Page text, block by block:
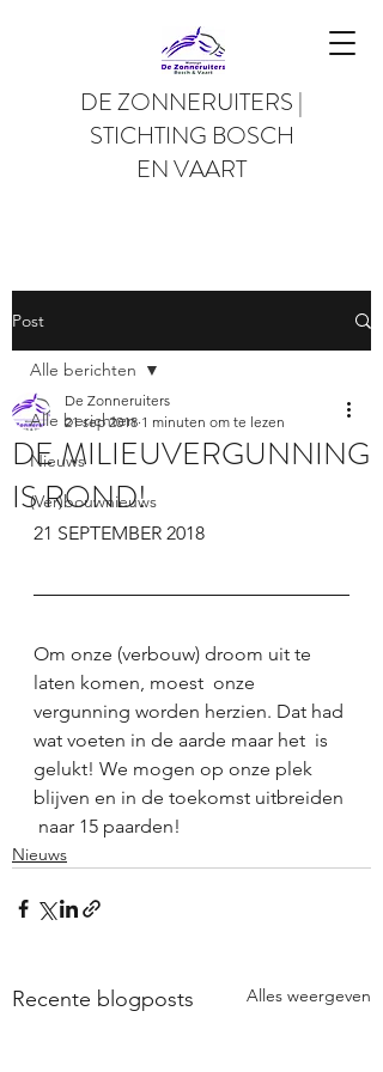
DE ZONNERUITERS |
STICHTING BOSCH
EN VAART
Post
Alle berichten
Nieuws
(Ver)bouwnieuws
Alle berichten
DE MILIEUVERGUNNING
IS ROND!
De Zonneruiters
21 sep 2018 1 minuten om te lezen
21 SEPTEMBER 2018
Om onze (verbouw) droom uit te
laten komen, moest  onze
vergunning worden herzien. Dat had
wat voeten in de aarde maar het  is
gelukt! We mogen op onze plek
blijven en in de toekomst uitbreiden
naar 15 paarden!
Nieuws
Recente blogposts Alles weergeven